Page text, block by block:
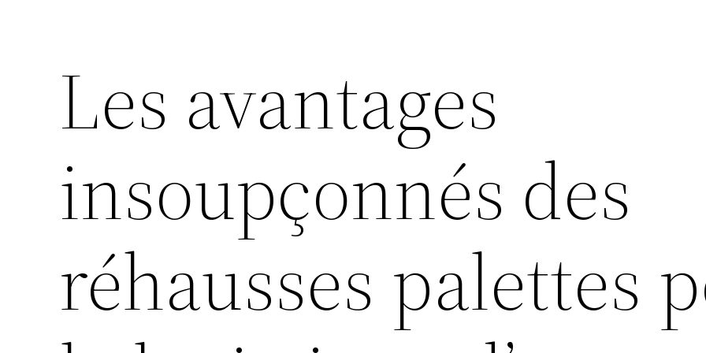
Les avantages
insoupçonnés des
réhausses palettes